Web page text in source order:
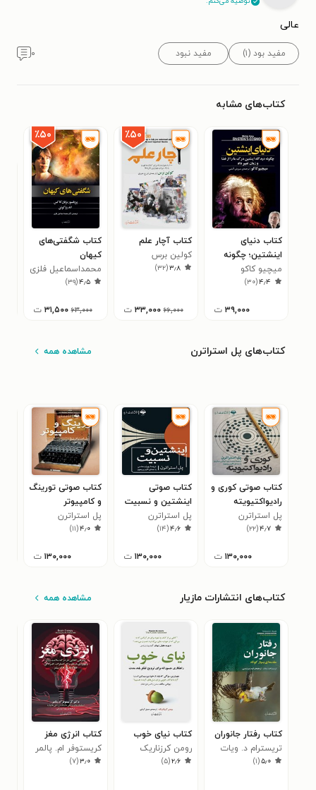
عالی
مفید بود (۱) مفید نبود ۰
کتاب‌های مشابه
کتاب دنیای
اینشتین؛ چگونه
دیدگاه اینشتین
درک ما را از فضا و
میچیو کاکو
۴٫۴(۳۰)
۳۹,۰۰۰ ت
٪۵۰
کتاب آچار علم
کولین برس
۳٫۸(۳۲)
۶۶,۰۰۰ ۳۳,۰۰۰ ت
٪۵۰
کتاب شگفتی‌های
کیهان
محمداسماعیل فلزی
۴٫۵(۳۹)
۶۳,۰۰۰ ۳۱,۵۰۰ ت
کتاب‌های پل استراترن مشاهده همه
کتاب صوتی کوری و
رادیواکتیویته
پل استراترن
۴٫۷(۲۲)
۱۳۰,۰۰۰ ت
کتاب صوتی
اینشتین و نسبیت
پل استراترن
۴٫۶(۱۴)
۱۳۰,۰۰۰ ت
کتاب صوتی تورینگ
و کامپیوتر
پل استراترن
۴٫۰(۱۱)
۱۳۰,۰۰۰ ت
کتاب‌های انتشارات مازیار مشاهده همه
کتاب رفتار جانوران
تریسترام د. ویات
۵٫۰(۱)
کتاب نیای خوب
رومن کرزناریک
۲٫۶(۵)
کتاب انرژی مغز
کریستوفر ام. پالمر
۳٫۰(۷)